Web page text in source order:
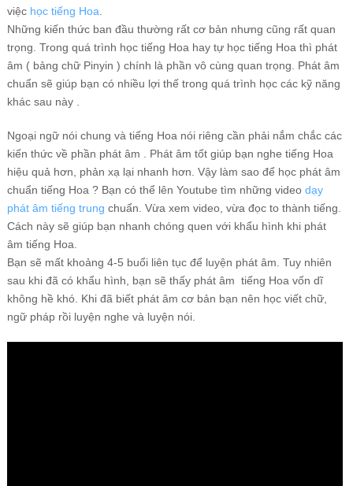
việc học tiếng Hoa
Những kiến thức ban đầu thường rất cơ bản nhưng cũng rất quan
trọng. Trong quá trình học tiếng Hoa hay tự học tiếng Hoa thì phát
âm ( bảng chữ Pinyin ) chính là phần vô cùng quan trọng. Phát âm
chuẩn sẽ giúp bạn có nhiều lợi thế trong quá trình học các kỹ năng
khác sau này .
Ngoại ngữ nói chung và tiếng Hoa nói riêng cần phải nắm chắc các
kiến thức về phần phát âm . Phát âm tốt giúp bạn nghe tiếng Hoa
hiệu quả hơn, phản xạ lại nhanh hơn. Vậy làm sao để học phát âm
chuẩn tiếng Hoa ? Bạn có thể lên Youtube tìm những video dạy
phát âm tiếng trung chuẩn. Vừa xem video, vừa đọc to thành tiếng.
Cách này sẽ giúp bạn nhanh chóng quen với khẩu hình khi phát
âm tiếng Hoa.
Bạn sẽ mất khoảng 4-5 buổi liên tục để luyện phát âm. Tuy nhiên
sau khi đã có khẩu hình, bạn sẽ thấy phát âm tiếng Hoa vốn dĩ
không hề khó. Khi đã biết phát âm cơ bản bạn nên học viết chữ,
ngữ pháp rồi luyện nghe và luyện nói.